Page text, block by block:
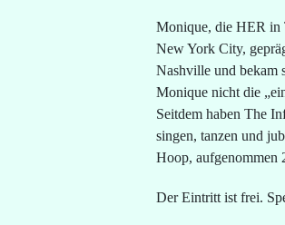
Monique, die HER in
New York City,
Nashville und bekam
Monique nicht die
Seitdem haben The
singen, tanzen und
Hoop, aufgenommen
Der Eintritt ist frei.